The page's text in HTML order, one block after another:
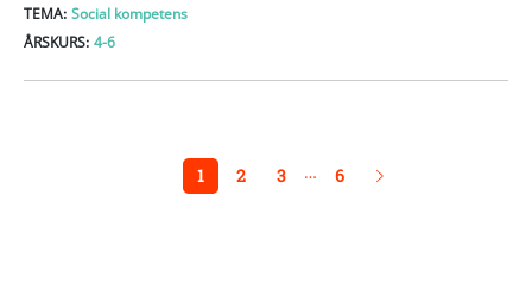
TEMA: Social kompetens
ÅRSKURS: 4-6
1 2 3 … 6